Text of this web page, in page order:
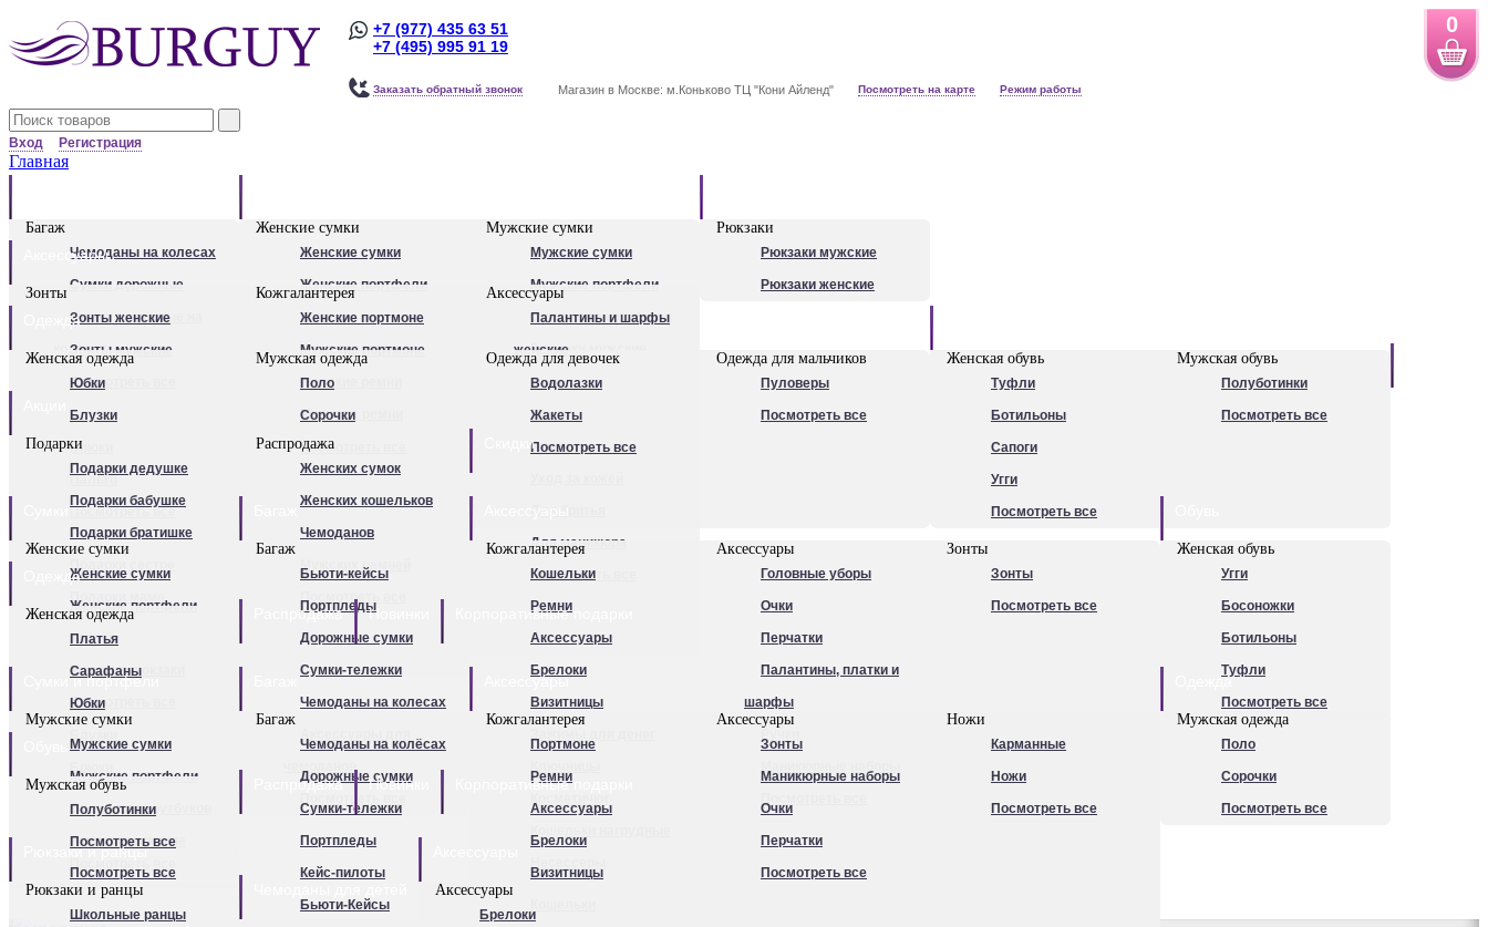
0
+7 (977) 435 63 51
+7 (495) 995 91 19
Заказать обратный звонок Магазин в Москве: м.Коньково ТЦ "Кони Айленд" Посмотреть на карте Режим работы
Вход Регистрация
Главная
Багаж
Чемоданы на колесах
Сумки дорожные
Сумки дорожные на
колесах.
Сумки - тележки
хозяйственные
Бьюти - кейсы
Кейс-пилоты
Портпледы
Чехлы для чемоданов
Чемоданы для детей
Термосумки
Посмотреть все
Женские сумки
Женские сумки
Женские портфели
Клатчи
Женские рюкзаки
Посмотреть все
Мужские сумки
Мужские сумки
Мужские портфели
Сумки для ноутбуков
Рюкзаки мужские
Посмотреть все
Рюкзаки
Рюкзаки мужские
Рюкзаки женские
Аксессуары
Зонты
Зонты женские
Зонты мужские
Посмотреть все
Кожгалантерея
Женские портмоне
Мужские портмоне
Женские ремни
Мужские ремни
Обложки для
автодокументов
Обложки для паспорта
Визитницы
Перчатки женские
Перчатки мужские
Посмотреть все
Аксессуары
Палантины и шарфы
женские
Очки
Ножи
Ручки
Для маникюра
Посмотреть все
Одежда
Женская одежда
Юбки
Блузки
Брюки
Пальто
Посмотреть все
Мужская одежда
Поло
Сорочки
Посмотреть все
Одежда для девочек
Водолазки
Жакеты
Посмотреть все
Одежда для мальчиков
Пуловеры
Посмотреть все
Женская обувь
Туфли
Ботильоны
Сапоги
Угги
Посмотреть все
Мужская обувь
Полуботинки
Посмотреть все
Подарки
Подарки дедушке
Подарки бабушке
Подарки братишке
Подарки сестре
Подарки маме
Распродажа
Женских сумок
Женских кошельков
Чемоданов
Мужских ремней
Посмотреть все
Скидки
Женские сумки
Женские сумки
Женские портфели
Клатчи
Женские рюкзаки
Посмотреть все
Багаж
Бьюти-кейсы
Портпледы
Дорожные сумки
Сумки-тележки
Чемоданы на колесах
чемоданов
Посмотреть все
Кожгалантерея
Кошельки
Ремни
Аксессуары
Брелоки
Визитницы
Аксессуары
Головные уборы
Очки
Перчатки
Палантины, платки и
шарфы
Зонты
Зонты
Посмотреть все
Женская обувь
Угги
Босоножки
Ботильоны
Туфли
Посмотреть все
Одежда
Женская одежда
Платья
Сарафаны
Юбки
Блузки
Брюки
Посмотреть все
Распродажа Новинки Корпоративные подарки
Сумки и портфели
Мужские сумки
Мужские сумки
Мужские портфели
Сумки для ноутбуков
Рюкзаки мужские
Посмотреть все
Багаж
Чемоданы на колёсах
Дорожные сумки
Сумки-тележки
Портпледы
Кейс-пилоты
Бьюти-Кейсы
Аксессуары
Кожгалантерея
Портмоне
Ремни
Аксессуары
Брелоки
Визитницы
Аксессуары
Зонты
Маникюрные наборы
Очки
Перчатки
Посмотреть все
Ножи
Карманные
Ножи
Посмотреть все
Одежда
Мужская одежда
Поло
Сорочки
Посмотреть все
Мужская обувь
Полуботинки
Посмотреть все
Распродажа Новинки Корпоративные подарки
Рюкзаки и ранцы
Рюкзаки и ранцы
Школьные ранцы
Аксессуары
Брелоки